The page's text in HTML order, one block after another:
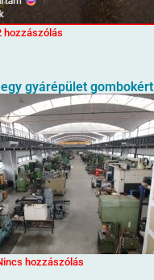
hozzászólás
gyárépület gombokért
hozzászólás